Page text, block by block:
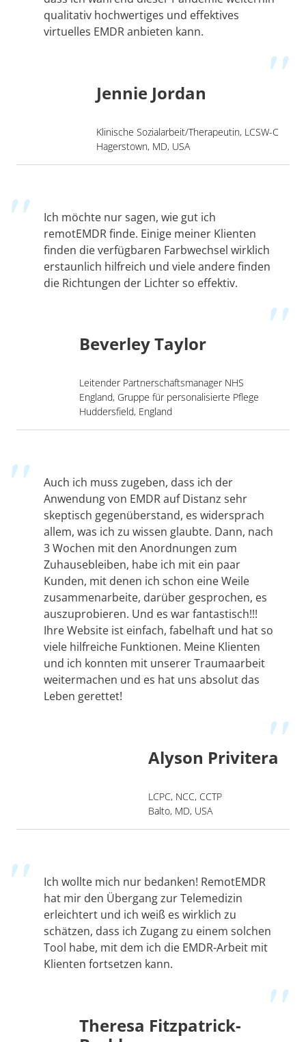
Jennie Jordan
Klinische Sozialarbeit/Therapeutin, LCSW-C
Hagerstown, MD, USA
qualitativ hochwertiges und effektives
virtuelles EMDR anbieten kann.
Beverley Taylor
Leitender Partnerschaftsmanager NHS
England, Gruppe für personalisierte Pflege
Huddersfield, England
Ich möchte nur sagen, wie gut ich
remotEMDR finde. Einige meiner Klienten
finden die verfügbaren Farbwechsel wirklich
erstaunlich hilfreich und viele andere finden
die Richtungen der Lichter so effektiv.
Alyson Privitera
LCPC, NCC, CCTP
Balto, MD, USA
Auch ich muss zugeben, dass ich der
Anwendung von EMDR auf Distanz sehr
skeptisch gegenüberstand, es widersprach
allem, was ich zu wissen glaubte. Dann, nach
3 Wochen mit den Anordnungen zum
Zuhausebleiben, habe ich mit ein paar
Kunden, mit denen ich schon eine Weile
zusammenarbeite, darüber gesprochen, es
auszuprobieren. Und es war fantastisch!!!
Ihre Website ist einfach, fabelhaft und hat so
viele hilfreiche Funktionen. Meine Klienten
und ich konnten mit unserer Traumaarbeit
weitermachen und es hat uns absolut das
Leben gerettet!
Theresa Fitzpatrick-
Ich wollte mich nur bedanken! RemotEMDR
hat mir den Übergang zur Telemedizin
erleichtert und ich weiß es wirklich zu
schätzen, dass ich Zugang zu einem solchen
Tool habe, mit dem ich die EMDR-Arbeit mit
Klienten fortsetzen kann.